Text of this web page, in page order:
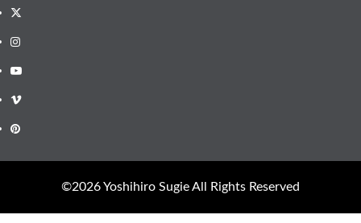
X
Instagram
Youtube
Vimeo
Pinterest
©︎2026 Yoshihiro Sugie All Rights Reserved